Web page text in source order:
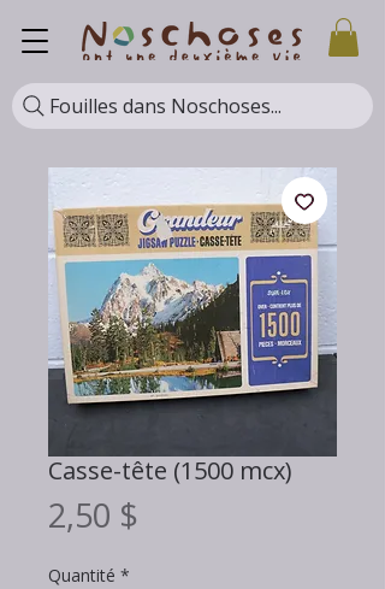
Fouilles dans Noschoses...
Casse-tête (1500 mcx)
2,50 $
Quantité *